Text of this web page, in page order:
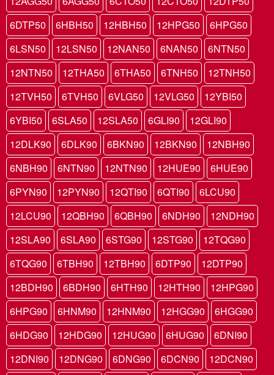
6DTP50
6HBH50 12HBH50 12HPG50
6HPG50
6LSN50
12LSN50 12NAN50 6NAN50
6NTN50
12NTN50
12THA50 6THA50 6TNH50
12TNH50
12TVH50
6TVH50 6VLG50 12VLG50
12YBI50
6YBI50
6SLA50 12SLA50 6GLI90
12GLI90
12DLK90
6DLK90 6BKN90 12BKN90
12NBH90
6NBH90
6NTN90 12NTN90 12HUE90
6HUE90
6PYN90
12PYN90 12QTI90 6QTI90
6LCU90
12LCU90
12QBH90 6QBH90 6NDH90
12NDH90
12SLA90
6SLA90 6STG90 12STG90
12TQG90
6TQG90
6TBH90 12TBH90 6DTP90
12DTP90
12BDH90
6BDH90 6HTH90 12HTH90
12HPG90
6HPG90
6HNM90 12HNM90 12HGG90
6HGG90
6HDG90
12HDG90 12HUG90 6HUG90
6DNI90
12DNI90
12DNG90 6DNG90 6DCN90
12DCN90